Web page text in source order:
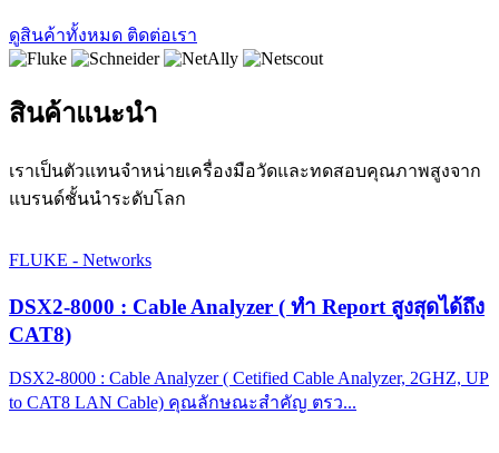
ดูสินค้าทั้งหมด ติดต่อเรา
สินค้าแนะนำ
เราเป็นตัวแทนจำหน่ายเครื่องมือวัดและทดสอบคุณภาพสูงจาก
แบรนด์ชั้นนำระดับโลก
FLUKE - Networks
DSX2-8000 : Cable Analyzer ( ทำ Report สูงสุดได้ถึง
CAT8)
DSX2-8000 : Cable Analyzer ( Cetified Cable Analyzer, 2GHZ, UP
to CAT8 LAN Cable) คุณลักษณะสำคัญ ตรว...